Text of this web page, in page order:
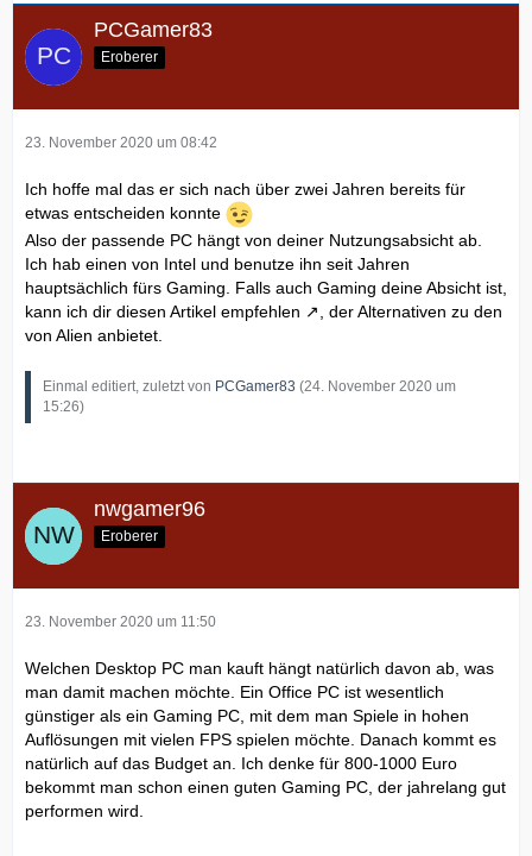
PCGamer83
Eroberer
23. November 2020 um 08:42
Ich hoffe mal das er sich nach über zwei Jahren bereits für
etwas entscheiden konnte
Also der passende PC hängt von deiner Nutzungsabsicht ab.
Ich hab einen von Intel und benutze ihn seit Jahren
hauptsächlich fürs Gaming. Falls auch Gaming deine Absicht ist,
kann ich dir diesen Artikel empfehlen
, der Alternativen zu den
von Alien anbietet.
Einmal editiert, zuletzt von PCGamer83 (24. November 2020 um
15:26)
nwgamer96
Eroberer
23. November 2020 um 11:50
Welchen Desktop PC man kauft hängt natürlich davon ab, was
man damit machen möchte. Ein Office PC ist wesentlich
günstiger als ein Gaming PC, mit dem man Spiele in hohen
Auflösungen mit vielen FPS spielen möchte. Danach kommt es
natürlich auf das Budget an. Ich denke für 800-1000 Euro
bekommt man schon einen guten Gaming PC, der jahrelang gut
performen wird.